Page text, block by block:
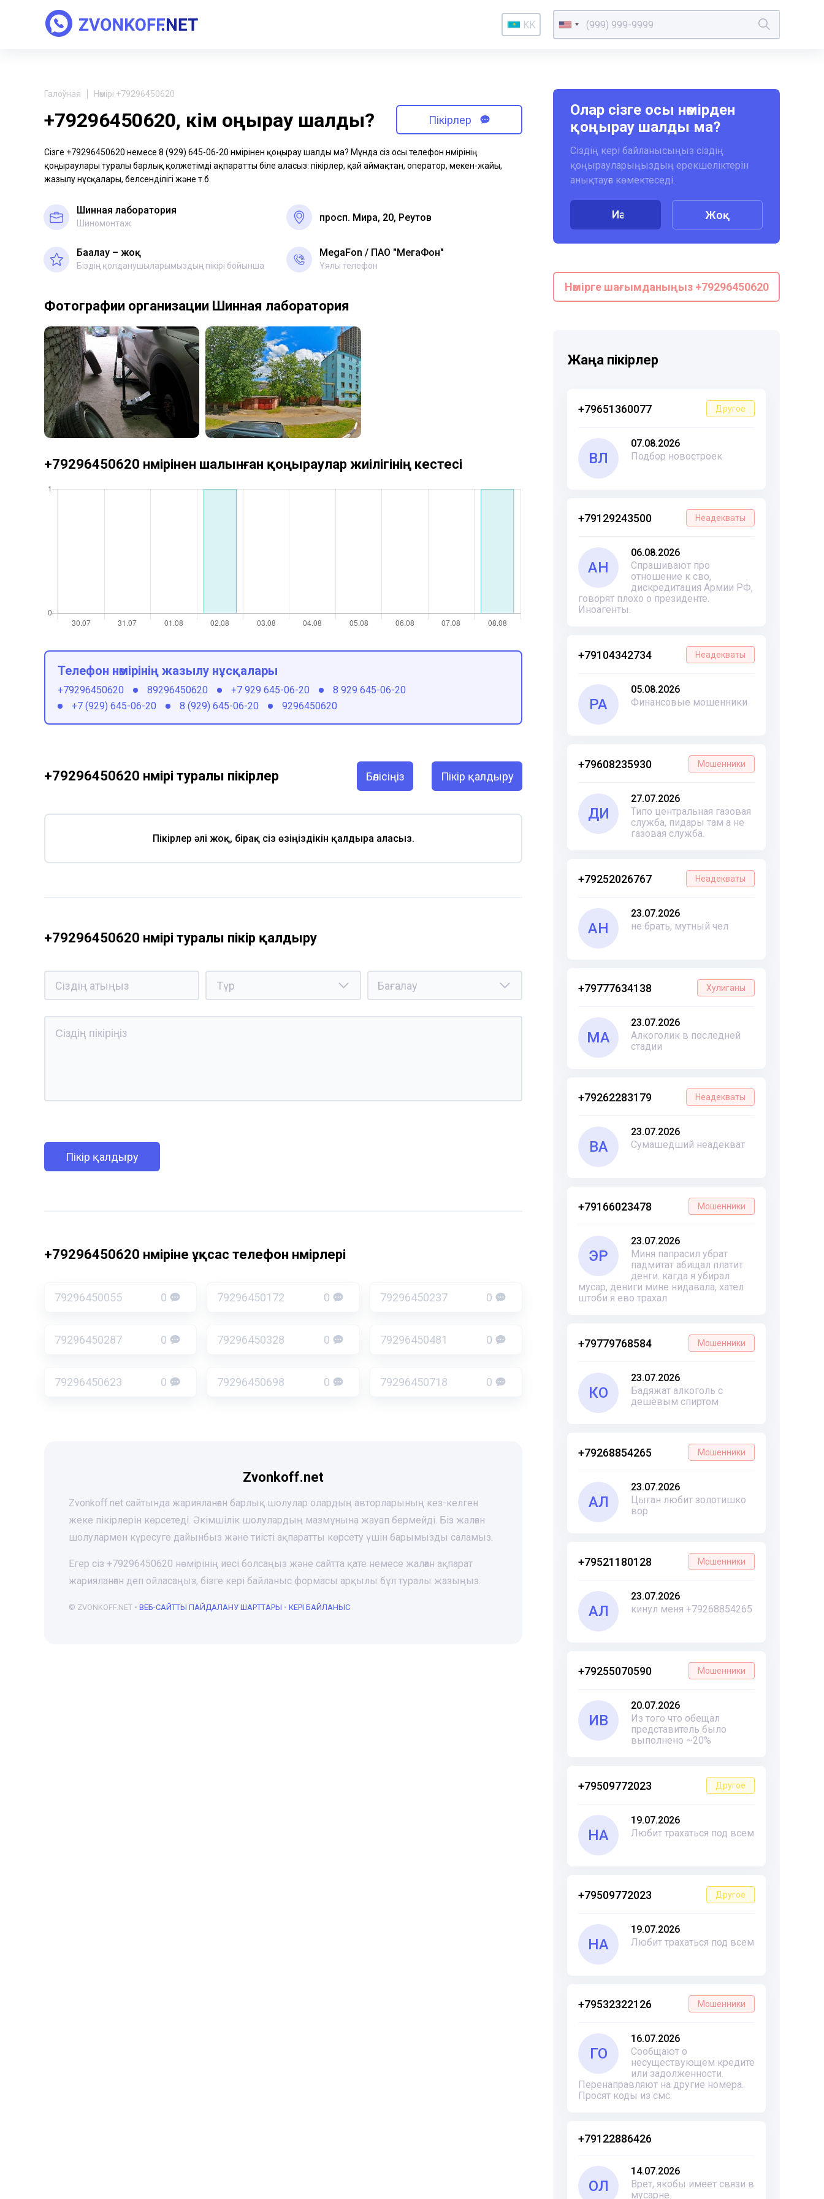
KK
Галоўная Нөмірі +79296450620
+79296450620, кім қоңырау шалды? Пікірлер
Сізге +79296450620 немесе 8 (929) 645-06-20 нөмірінен қоңырау шалды ма? Мұнда сіз осы телефон нөмірінің
қоңыраулары туралы барлық қолжетімді ақпаратты біле аласыз: пікірлер, қай аймақтан, оператор, мекен-жайы,
жазылу нұсқалары, белсенділігі және т.б.
Шинная лаборатория
Шиномонтаж просп. Мира, 20, Реутов
Бағалау – жоқ
Біздің қолданушыларымыздың пікірі бойынша
MegaFon ПАО "МегаФон"
Ұялы телефон
Фотографии организации Шинная лаборатория
Олар сізге осы нөмірден
қоңырау шалды ма?
Сіздің кері байланысыңыз сіздің
қоңырауларыңыздың ерекшеліктерін
анықтауға көмектеседі.
Иә Жоқ
Нөмірге шағымданыңыз +79296450620
Жаңа пікірлер
+79651360077 Другое
ВЛ
07.08.2026
Подбор новостроек
+79129243500 Неадекваты
АН
06.08.2026
Спрашивают про
отношение к сво,
дискредитация Армии РФ,
говорят плохо о президенте.
Иноагенты.
+79104342734 Неадекваты
РА
05.08.2026
Финансовые мошенники
+79608235930 Мошенники
ДИ
27.07.2026
Типо центральная газовая
служба, пидары там а не
газовая служба.
+79252026767 Неадекваты
АН
23.07.2026
не брать, мутный чел
+79777634138 Хулиганы
МА
23.07.2026
Алкоголик в последней
стадии
+79262283179 Неадекваты
ВА
23.07.2026
Сумашедший неадекват
+79166023478 Мошенники
ЭР
23.07.2026
Миня папрасил убрат
падмитат абищал платит
денги. кагда я убирал
мусар, дениги мине нидавала, хател
штоби я ево трахал
+79779768584 Мошенники
КО
23.07.2026
Бадяжат алкоголь с
дешёвым спиртом
+79268854265 Мошенники
АЛ
23.07.2026
Цыган любит золотишко
вор
+79521180128 Мошенники
АЛ
23.07.2026
кинул меня +79268854265
+79255070590 Мошенники
ИВ
20.07.2026
Из того что обещал
представитель было
выполнено ~20%
+79509772023 Другое
НА
19.07.2026
Любит трахаться под всем
+79509772023 Другое
НА
19.07.2026
Любит трахаться под всем
+79532322126 Мошенники
ГО
16.07.2026
Сообщают о
несуществующем кредите
или задолженности.
Перенаправляют на другие номера.
Просят коды из смс.
+79122886426
ОЛ
14.07.2026
Врет, якобы имеет связи в
мусарне.
+79296450620 нөмірінен шалынған қоңыраулар жиілігінің кестесі
Телефон нөмірінің жазылу нұсқалары
+79296450620 89296450620 +7 929 645-06-20
8 929 645-06-20
+7 (929) 645-06-20
8 (929) 645-06-20 9296450620
+79296450620 нөмірі туралы пікірлер Бөлісіңіз Пікір қалдыру
Пікірлер әлі жоқ, бірақ сіз өзіңіздікін қалдыра аласыз.
+79296450620 нөмірі туралы пікір қалдыру
Пікір қалдыру
+79296450620 нөміріне ұқсас телефон нөмірлері
79296450055 0 79296450172 0 79296450237 0
79296450287 0 79296450328 0 79296450481 0
79296450623 0 79296450698 0 79296450718 0
Zvonkoff.net
Zvonkoff.net сайтында жарияланған барлық шолулар олардың авторларының кез-келген
жеке пікірлерін көрсетеді. Әкімшілік шолулардың мазмұнына жауап бермейді. Біз жалған
шолулармен күресуге дайынбыз және тиісті ақпаратты көрсету үшін барымызды саламыз.
Егер сіз +79296450620 нөмірінің иесі болсаңыз және сайтта қате немесе жалған ақпарат
жарияланған деп ойласаңыз, бізге кері байланыс формасы арқылы бұл туралы жазыңыз.
© ZVONKOFF.NET • ВЕБ-CАЙТТЫ ПАЙДАЛАНУ ШАРТТАРЫ • КЕРІ БАЙЛАНЫС